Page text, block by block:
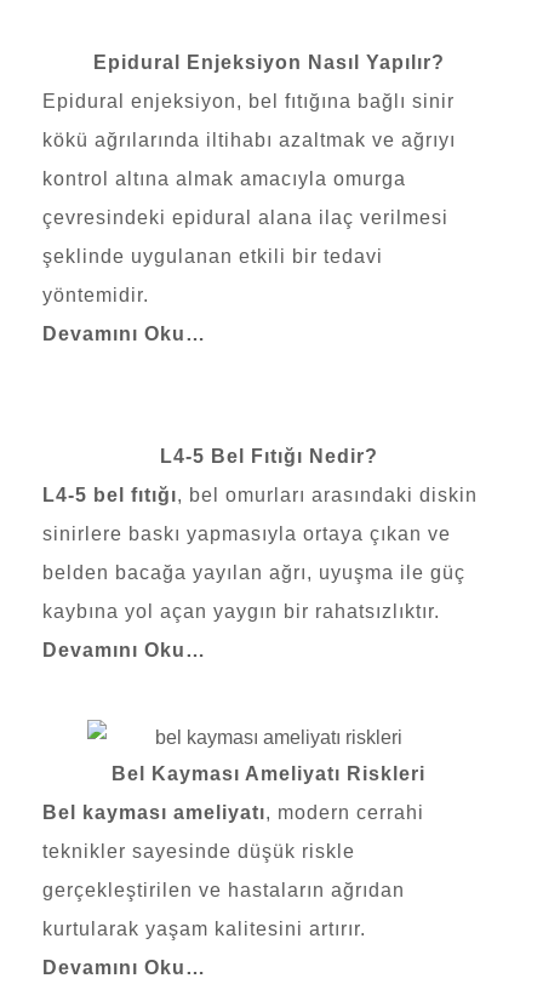
Epidural Enjeksiyon Nasıl Yapılır?
Epidural enjeksiyon, bel fıtığına bağlı sinir
kökü ağrılarında iltihabı azaltmak ve ağrıyı
kontrol altına almak amacıyla omurga
çevresindeki epidural alana ilaç verilmesi
şeklinde uygulanan etkili bir tedavi
yöntemidir.
Devamını Oku…
L4-5 Bel Fıtığı Nedir?
L4-5 bel fıtığı, bel omurları arasındaki diskin
sinirlere baskı yapmasıyla ortaya çıkan ve
belden bacağa yayılan ağrı, uyuşma ile güç
kaybına yol açan yaygın bir rahatsızlıktır.
Devamını Oku…
Bel Kayması Ameliyatı Riskleri
Bel kayması ameliyatı, modern cerrahi
teknikler sayesinde düşük riskle
gerçekleştirilen ve hastaların ağrıdan
kurtularak yaşam kalitesini artırır.
Devamını Oku…